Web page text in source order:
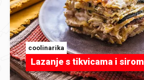
coolinarika
Lazanje s tikvicama i sirom